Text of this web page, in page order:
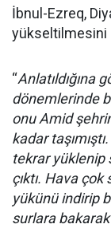
İbnul-Ezreq,
yükseltilmesini
“Anlatıldığına
dönemlerinde
onu Amid
kadar
tekrar yüklenip
çıktı. Hava çok
yükünü indirip
surlara